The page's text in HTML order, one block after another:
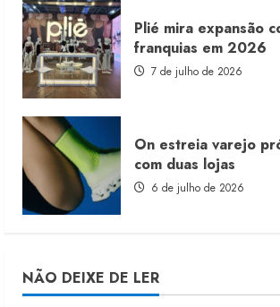
Plié mira expansão
franquias em 2026
7 de julho de 2026
On estreia varejo
com duas lojas
6 de julho de 2026
NÃO DEIXE DE LER